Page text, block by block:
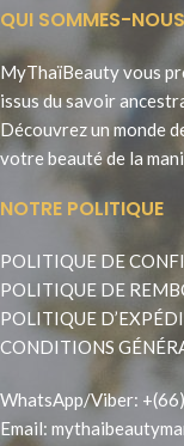
QUI SOMMES-
MyThaïBeauty vous
issus du savoir
Découvrez un monde
votre beauté de la
NOTRE POLITIQUE
POLITIQUE DE
POLITIQUE DE
POLITIQUE
CONDITIONS
WhatsApp/Viber:
Email: